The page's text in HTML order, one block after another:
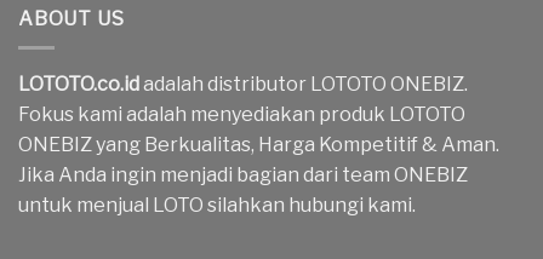
ABOUT US
LOTOTO.co.id adalah distributor LOTOTO ONEBIZ.
Fokus kami adalah menyediakan produk LOTOTO
ONEBIZ yang Berkualitas, Harga Kompetitif & Aman.
Jika Anda ingin menjadi bagian dari team ONEBIZ
untuk menjual LOTO silahkan hubungi kami.